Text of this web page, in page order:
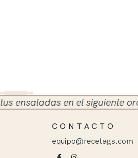
en el siguiente orden:
CONTACTO
equipo@recetags.com